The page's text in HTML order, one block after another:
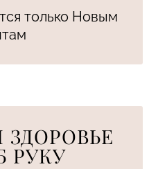
только Новым
РУКУ